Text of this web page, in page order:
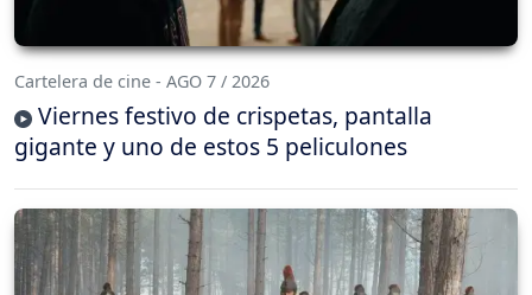
Cartelera de cine - AGO 7 / 2026
Viernes festivo de crispetas, pantalla
gigante y uno de estos 5 peliculones